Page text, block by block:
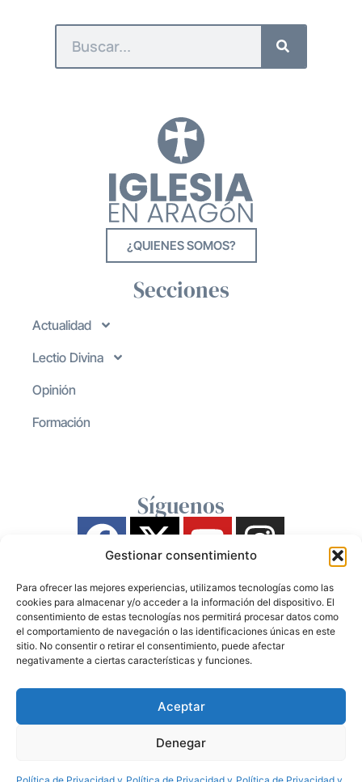
Gestionar consentimiento
Para ofrecer las mejores experiencias, utilizamos tecnologías como las
cookies para almacenar y/o acceder a la información del dispositivo. El
consentimiento de estas tecnologías nos permitirá procesar datos como
el comportamiento de navegación o las identificaciones únicas en este
sitio. No consentir o retirar el consentimiento, puede afectar
negativamente a ciertas características y funciones.
Aceptar
Denegar
¿QUIENES SOMOS?
Secciones
Actualidad
Lectio Divina
Opinión
Formación
Síguenos